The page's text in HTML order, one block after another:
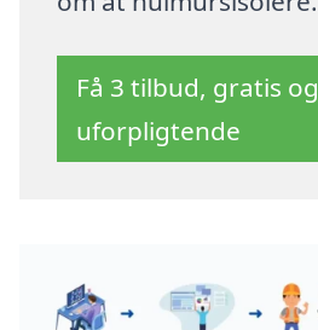
Få 3 tilbud, gratis og
uforpligtende